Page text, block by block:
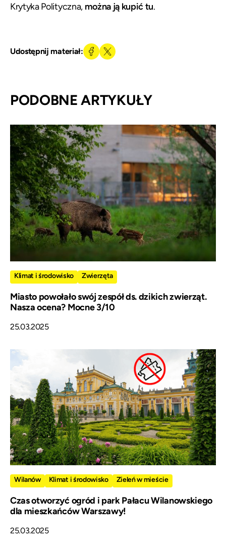
Krytyka Polityczna, można ją kupić tu.
Udostępnij materiał:
PODOBNE ARTYKUŁY
Klimat i środowisko Zwierzęta
Miasto powołało swój zespół ds. dzikich zwierząt.
Nasza ocena? Mocne 3/10
25.03.2025
Wilanów Klimat i środowisko Zieleń w mieście
Czas otworzyć ogród i park Pałacu Wilanowskiego
dla mieszkańców Warszawy!
25.03.2025